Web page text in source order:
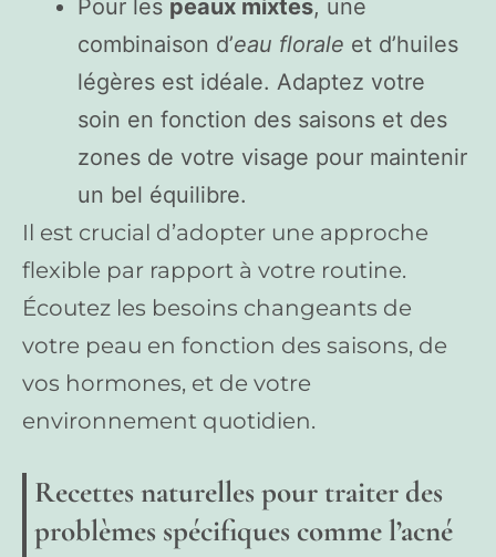
Pour les peaux mixtes, une
combinaison d’eau florale et d’huiles
légères est idéale. Adaptez votre
soin en fonction des saisons et des
zones de votre visage pour maintenir
un bel équilibre.
Il est crucial d’adopter une approche
flexible par rapport à votre routine.
Écoutez les besoins changeants de
votre peau en fonction des saisons, de
vos hormones, et de votre
environnement quotidien.
Recettes naturelles pour traiter des
problèmes spécifiques comme l’acné